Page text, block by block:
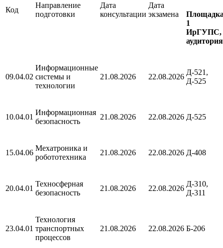
Код
Направление
подготовки
Дата
консультации
Дата
экзамена
1
ИрГУПС,
аудитория
09.04.02
Информационные
системы и
технологии
21.08.2026 22.08.2026
Д-521,
Д-525
10.04.01
Информационная
безопасность
21.08.2026 22.08.2026 Д-525
15.04.06
Мехатроника и
робототехника
21.08.2026 22.08.2026 Д-408
20.04.01
Техносферная
безопасность
21.08.2026 22.08.2026
Д-310,
Д-311
23.04.01
Технология
транспортных
процессов
21.08.2026 22.08.2026 Б-206